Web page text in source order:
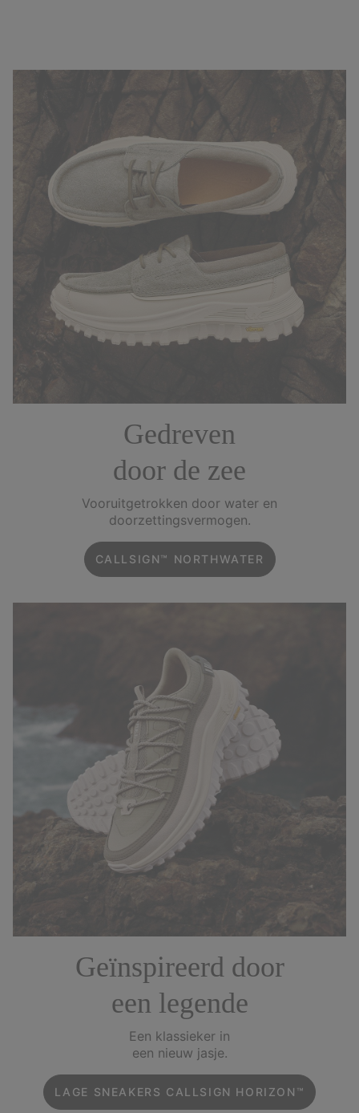
Gedreven
door de zee
Vooruitgetrokken door water en
doorzettingsvermogen.
CALLSIGN™ NORTHWATER
Geïnspireerd door
een legende
Een klassieker in
een nieuw jasje.
LAGE SNEAKERS CALLSIGN HORIZON™